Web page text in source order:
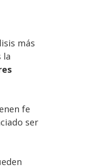
más
la
fe
ser